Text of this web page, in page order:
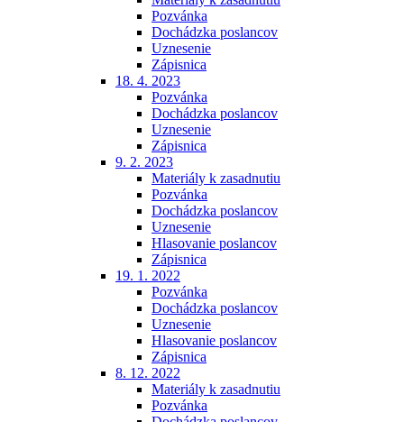
Pozvánka
Dochádzka poslancov
Uznesenie
Zápisnica
18. 4. 2023
Pozvánka
Dochádzka poslancov
Uznesenie
Zápisnica
9. 2. 2023
Materiály k zasadnutiu
Pozvánka
Dochádzka poslancov
Uznesenie
Hlasovanie poslancov
Zápisnica
19. 1. 2022
Pozvánka
Dochádzka poslancov
Uznesenie
Hlasovanie poslancov
Zápisnica
8. 12. 2022
Materiály k zasadnutiu
Pozvánka